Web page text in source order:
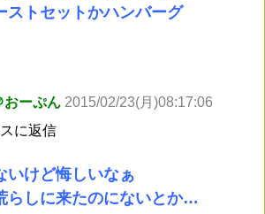
ストセットかハンバーグ
おーぷん 2015/02/23(月)08:17:06
に返信
いけど悔しいなぁ
らしに来たのにないとか…